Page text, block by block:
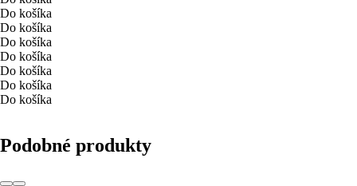
Do košíka
Do košíka
Do košíka
Do košíka
Do košíka
Do košíka
Do košíka
Podobné produkty